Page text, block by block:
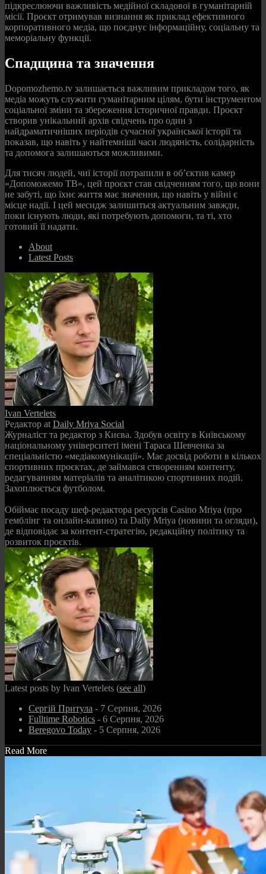
підкреслюючи важливість медійної складової в гуманітарній
місії. Проєкт отримував визнання як приклад ефективного
корпоративного медіа, що поєднує інформаційну, соціальну та
меморіальну функції.
Спадщина та значення
Dopomozhemo.tv залишається важливим прикладом того, як
медіа можуть служити гуманітарним цілям, бути інструментом
соціальної зміни та збереження історичної правди. Проєкт
створив унікальний архів свідчень про один з
найдраматичніших періодів сучасної української історії та
показав, що навіть у найтемніші часи людяність, солідарність
та допомога залишаються можливими.
Для тисяч людей, чиї історії потрапили в об’єктив камер
«Допоможемо ТВ», цей проєкт став свідченням того, що вони
не забуті, що їхнє життя має значення, що навіть у війні є
місце надії. І цей месидж залишиться актуальним завжди,
поки існують люди, які потребують допомоги, та ті, хто
готовий її надати.
About
Latest Posts
Ivan Vertelets
Редактор at Daily Mriya Social
Журналіст та редактор з Києва. Здобув освіту в Київському
національному університеті імені Тараса Шевченка за
спеціальністю «медіакомунікації». Має досвід роботи в кількох
спортивних проєктах, де займався створенням контенту,
редагуванням матеріалів та аналітикою спортивних подій.
Захоплюється футболом.
Обіймає посаду шеф-редактора ресурсів Casino Mriya (про
гемблінг та онлайн-казино) та Daily Mriya (новини та огляди),
де відповідає за контент-стратегію, редакційну політику та
розвиток проєктів.
Latest posts by Ivan Vertelets (see all)
Сергій Притула - 7 Серпня, 2026
Fulltime Robotics - 6 Серпня, 2026
Beregovo Today - 5 Серпня, 2026
Read More